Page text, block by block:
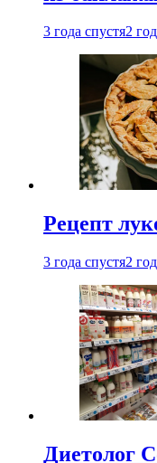
3 года спустя2
Рецепт
3 года спустя2
Диетолог